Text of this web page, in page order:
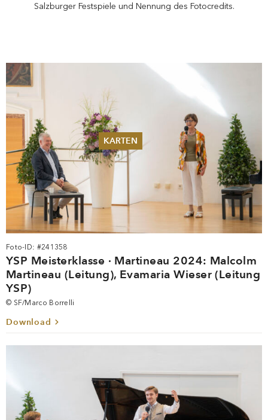
KARTEN
Sommer 2026
Pfingsten 2026
Abonnements
Karteninformation
Gutscheine
Salzburger Festspiele und Nennung des Fotocredits.
Foto-ID: #241358
YSP Meisterklasse · Martineau 2024: Malcolm
Martineau (Leitung), Evamaria Wieser (Leitung
YSP)
© SF/Marco Borrelli
Download